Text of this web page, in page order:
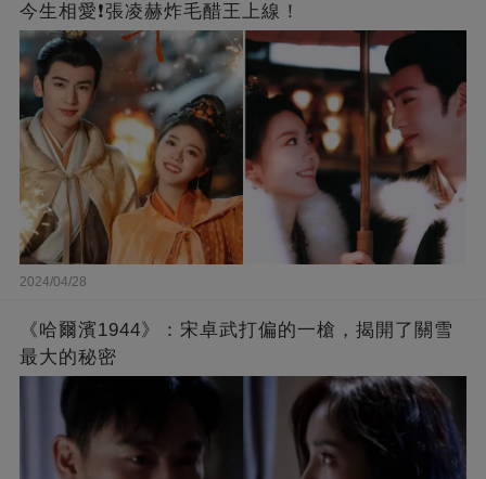
今生相愛❗張凌赫炸毛醋王上線！
2024/04/28
《哈爾濱1944》：宋卓武打偏的一槍，揭開了關雪
最大的秘密